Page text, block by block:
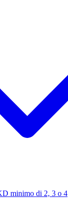
minimo di 2, 3 o 4